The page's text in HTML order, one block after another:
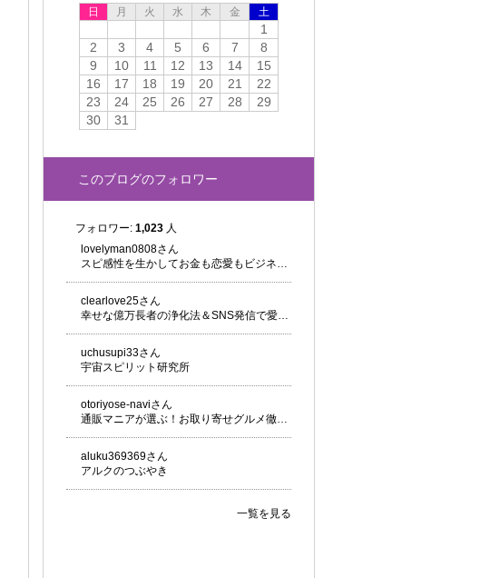
日 月 火 水 木 金 土
1
2
3 4 5 6 7
8
9
10 11 12 13 14
15
16
17 18 19 20 21
22
23
24 25 26 27 28
29
30
31
このブログのフォロワー
フォロワー: 1,023 人
lovelyman0808さん
スピ感性を生かしてお金も恋愛もビジネスも丸ごと次元上昇！
clearlove25さん
幸せな億万長者の浄化法＆SNS発信で愛を出しながら自由で豊かなライフスタイルを掴む方法♡Mako
uchusupi33さん
宇宙スピリット研究所
otoriyose-naviさん
通販マニアが選ぶ！お取り寄せグルメ徹底レビュー
aluku369369さん
アルクのつぶやき
一覧を見る